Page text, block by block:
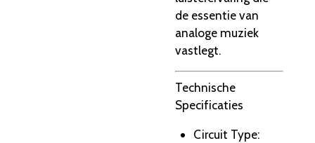
de essentie van
analoge muziek
vastlegt.
Technische
Specificaties
Circuit Type: